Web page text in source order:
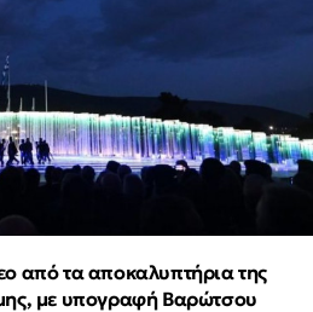
από τα αποκαλυπτήρια της
με υπογραφή Βαρώτσου